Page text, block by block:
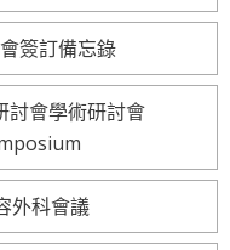
簽訂備忘錄
討會學術研討會
外科會議